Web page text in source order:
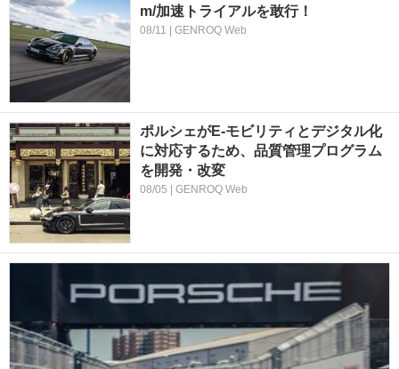
m/加速トライアルを敢行！
08/11 | GENROQ Web
ポルシェがE-モビリティとデジタル化
に対応するため、品質管理プログラム
を開発・改変
08/05 | GENROQ Web